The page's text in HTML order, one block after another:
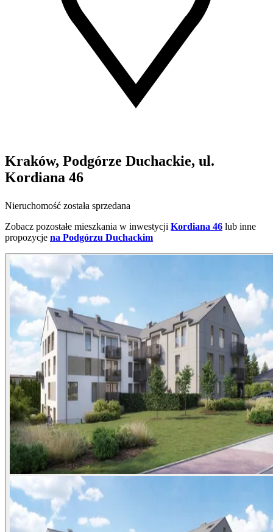
Kraków, Podgórze Duchackie, ul.
Kordiana 46
Nieruchomość została sprzedana
Zobacz pozostałe mieszkania w inwestycji Kordiana 46 lub inne
propozycje na Podgórzu Duchackim